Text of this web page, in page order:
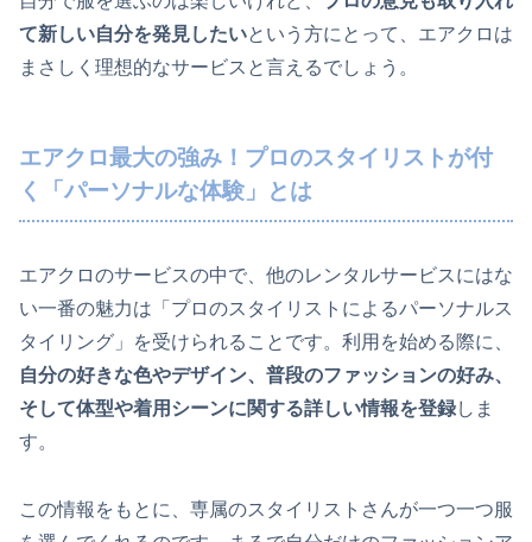
て新しい自分を発見したいという方にとって、エアクロは
まさしく理想的なサービスと言えるでしょう。
エアクロ最大の強み！プロのスタイリストが付
く「パーソナルな体験」とは
エアクロのサービスの中で、他のレンタルサービスにはな
い一番の魅力は「プロのスタイリストによるパーソナルス
タイリング」を受けられることです。利用を始める際に、
自分の好きな色やデザイン、普段のファッションの好み、
そして体型や着用シーンに関する詳しい情報を登録しま
す。
この情報をもとに、専属のスタイリストさんが一つ一つ服